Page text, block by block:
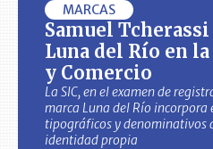
MARCAS
Samuel
Luna del Río en
y Comercio
La SIC, en el examen de
marca Luna del Río incorpora
tipográficos y denominativos
identidad propia